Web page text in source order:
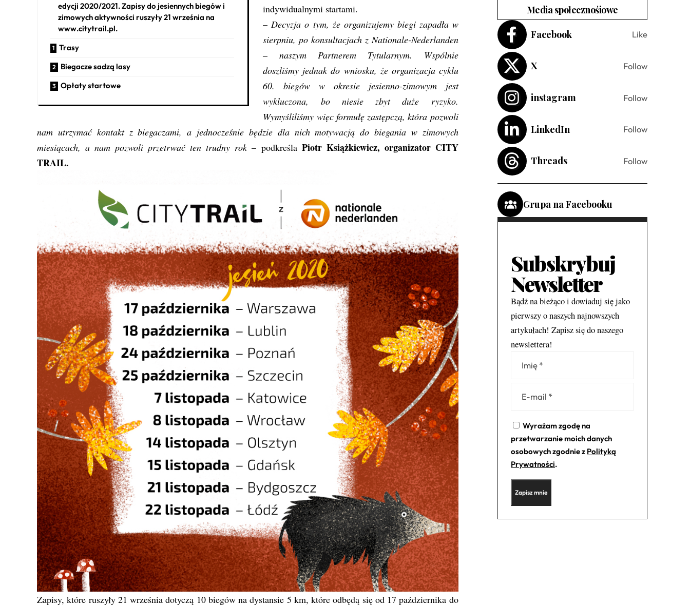
edycji 2020/2021. Zapisy do jesiennych biegów i
zimowych aktywności ruszyły 21 września na
www.citytrail.pl.
Trasy
Biegacze sadzą lasy
Opłaty startowe
indywidualnymi startami.
– Decyzja o tym, że organizujemy biegi zapadła w
sierpniu, po konsultacjach z Nationale-Nederlanden
– naszym Partnerem Tytularnym. Wspólnie
doszliśmy jednak do wniosku, że organizacja cyklu
60. biegów w okresie jesienno-zimowym jest
wykluczona, bo niesie zbyt duże ryzyko.
Wymyśliliśmy więc formułę zastępczą, która pozwoli
nam utrzymać kontakt z biegaczami, a jednocześnie będzie dla nich motywacją do biegania w zimowych
miesiącach, a nam pozwoli przetrwać ten trudny rok– podkreśla Piotr Książkiewicz, organizator CITY
TRAIL.
Zapisy, które ruszyły 21 września dotyczą 10 biegów na dystansie 5 km, które odbędą się od 17 października do
Media społecznośiowe
Facebook
Like
X Follow
instagram Follow
LinkedIn Follow
Threads Follow
Grupa na Facebooku
Subskrybuj
Newsletter
Bądź na bieżąco i dowiaduj się jako
pierwszy o naszych najnowszych
artykułach! Zapisz się do naszego
newslettera!
Wyrażam zgodę na
przetwarzanie moich danych
osobowych zgodnie z Polityką
Prywatności.
Alternative: